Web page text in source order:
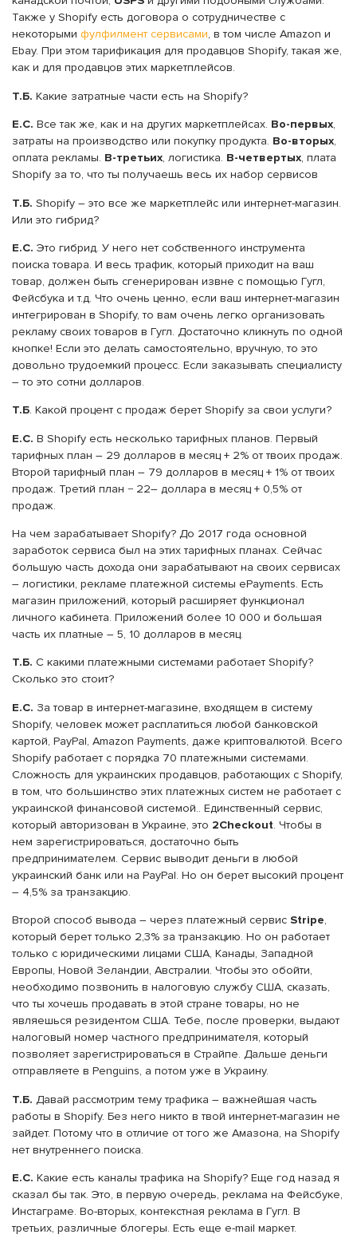
Также у Shopify есть договора о сотрудничестве с
некоторыми фулфилмент сервисами, в том числе Amazon и
Ebay. При этом тарификация для продавцов Shopify, такая же,
как и для продавцов этих маркетплейсов.
Т.Б. Какие затратные части есть на Shopify?
Е.С. Все так же, как и на других маркетплейсах. Во-первых,
затраты на производство или покупку продукта. Во-вторых,
оплата рекламы. В-третьих, логистика. В-четвертых, плата
Shopify за то, что ты получаешь весь их набор сервисов
Т.Б. Shopify – это все же маркетплейс или интернет-магазин.
Или это гибрид?
Е.С. Это гибрид. У него нет собственного инструмента
поиска товара. И весь трафик, который приходит на ваш
товар, должен быть сгенерирован извне с помощью Гугл,
Фейсбука и т.д. Что очень ценно, если ваш интернет-магазин
интегрирован в Shopify, то вам очень легко организовать
рекламу своих товаров в Гугл. Достаточно кликнуть по одной
кнопке! Если это делать самостоятельно, вручную, то это
довольно трудоемкий процесс. Если заказывать специалисту
– то это сотни долларов.
Т.Б. Какой процент с продаж берет Shopify за свои услуги?
Е.С. В Shopify есть несколько тарифных планов. Первый
тарифных план – 29 долларов в месяц + 2% от твоих продаж.
Второй тарифный план – 79 долларов в месяц + 1% от твоих
продаж. Третий план − 22– доллара в месяц + 0,5% от
продаж.
На чем зарабатывает Shopify? До 2017 года основной
заработок сервиса был на этих тарифных планах. Сейчас
большую часть дохода они зарабатывают на своих сервисах
– логистики, рекламе платежной системы ePayments. Есть
магазин приложений, который расширяет функционал
личного кабинета. Приложений более 10 000 и большая
часть их платные – 5, 10 долларов в месяц.
Т.Б. С какими платежными системами работает Shopify?
Сколько это стоит?
Е.С. За товар в интернет-магазине, входящем в систему
Shopify, человек может расплатиться любой банковской
картой, PayPal, Amazon Payments, даже криптовалютой. Всего
Shopify работает с порядка 70 платежными системами.
Сложность для украинских продавцов, работающих с Shopify,
в том, что большинство этих платежных систем не работает с
украинской финансовой системой.. Единственный сервис,
который авторизован в Украине, это 2Checkout. Чтобы в
нем зарегистрироваться, достаточно быть
предпринимателем. Сервис выводит деньги в любой
украинский банк или на PayPal. Но он берет высокий процент
– 4,5% за транзакцию.
Второй способ вывода – через платежный сервис Stripe,
который берет только 2,3% за транзакцию. Но он работает
только с юридическими лицами США, Канады, Западной
Европы, Новой Зеландии, Австралии. Чтобы это обойти,
необходимо позвонить в налоговую службу США, сказать,
что ты хочешь продавать в этой стране товары, но не
являешься резидентом США. Тебе, после проверки, выдают
налоговый номер частного предпринимателя, который
позволяет зарегистрироваться в Страйпе. Дальше деньги
отправляете в Penguins, а потом уже в Украину.
Т.Б. Давай рассмотрим тему трафика – важнейшая часть
работы в Shopify. Без него никто в твой интернет-магазин не
зайдет. Потому что в отличие от того же Амазона, на Shopify
нет внутреннего поиска.
Е.С. Какие есть каналы трафика на Shopify? Еще год назад я
сказал бы так. Это, в первую очередь, реклама на Фейсбуке,
Инстаграме. Во-вторых, контекстная реклама в Гугл. В
третьих, различные блогеры. Есть еще e-mail маркет.